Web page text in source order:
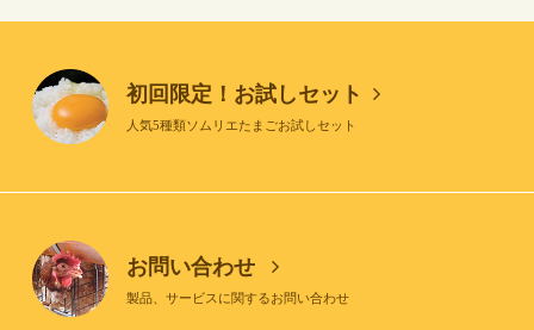
初回限定！お試しセット
人気5種類ソムリエたまごお試しセット
お問い合わせ
製品、サービスに関するお問い合わせ